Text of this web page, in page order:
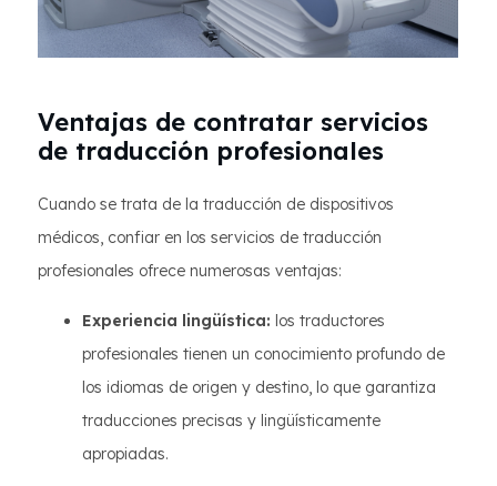
Ventajas de contratar servicios
de traducción profesionales
Cuando se trata de la traducción de dispositivos
médicos, confiar en los servicios de traducción
profesionales ofrece numerosas ventajas:
Experiencia lingüística: los traductores
profesionales tienen un conocimiento profundo de
los idiomas de origen y destino, lo que garantiza
traducciones precisas y lingüísticamente
apropiadas.